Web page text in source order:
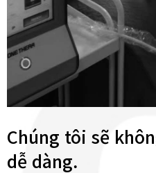
Chúng tôi sẽ
dễ dàng.